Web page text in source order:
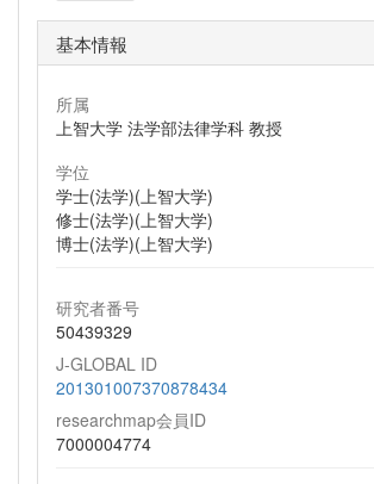
基本情報
所属
上智大学 法学部法律学科 教授
学位
学士(法学)(上智大学)
修士(法学)(上智大学)
博士(法学)(上智大学)
研究者番号
50439329
J-GLOBAL ID
201301007370878434
researchmap会員ID
7000004774